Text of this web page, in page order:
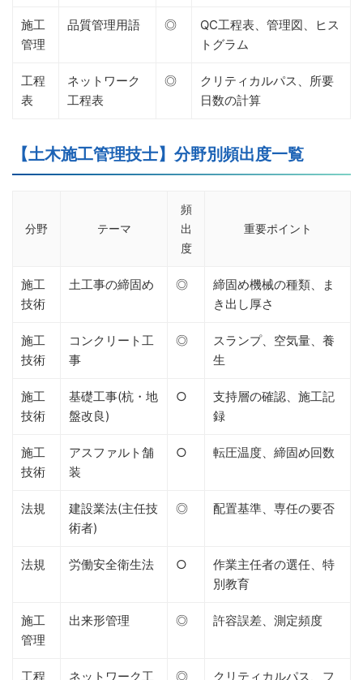
施工
管理
品質管理用語 ◎
QC工程表、管理図、ヒス
トグラム
工程
表
ネットワーク
工程表
◎
クリティカルパス、所要
日数の計算
【土木施工管理技士】分野別頻出度一覧
分野 テーマ
頻
出
度
重要ポイント
施工
技術
土工事の締固め ◎
締固め機械の種類、ま
き出し厚さ
施工
技術
コンクリート工
事
◎
スランプ、空気量、養
生
施工
技術
基礎工事(杭・地
盤改良)
○
支持層の確認、施工記
録
施工
技術
アスファルト舗
装
○ 転圧温度、締固め回数
法規
建設業法(主任技
術者)
◎ 配置基準、専任の要否
法規 労働安全衛生法 ○
作業主任者の選任、特
別教育
施工
管理
出来形管理 ◎ 許容誤差、測定頻度
工程
ネットワーク工
◎
クリティカルパス、フ